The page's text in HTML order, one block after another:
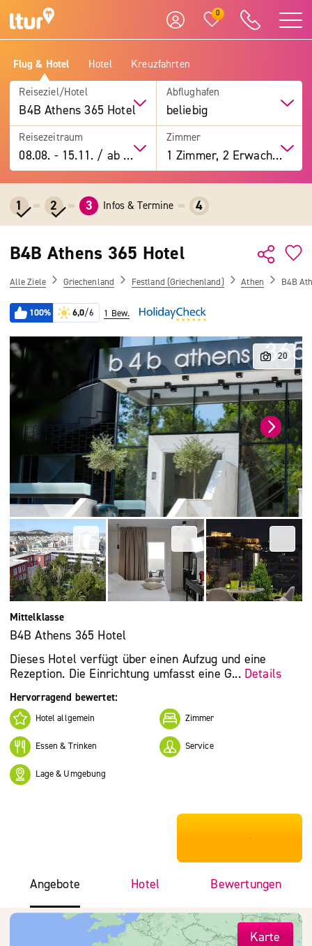
0
Flug & Hotel Hotel Kreuzfahrten
Reiseziel/Hotel
B4B Athens 365 Hotel
Abflughafen
beliebig
Reisezeitraum
08.08. -15.11. / ab 7 Tage
Zimmer
1 Zimmer, 2 Erwachsene
1 2 3 Infos & Termine 4
B4B Athens 365 Hotel
Alle Ziele Griechenland Festland (Griechenland) Athen B4B
100% 6,0/6 1 Bew.
Mittelklasse
B4B Athens 365 Hotel
Dieses Hotel verfügt über einen Aufzug und eine
Rezeption. Die Einrichtung umfasst eine G... Details
Hervorragend bewertet:
Hotel allgemein Zimmer
Essen & Trinken Service
Lage & Umgebung
***************
Angebote Hotel Bewertungen
Karte